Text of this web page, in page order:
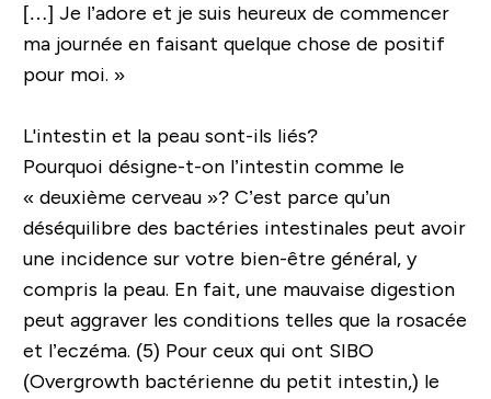
[…] Je l’adore et je suis heureux de commencer
ma journée en faisant quelque chose de positif
pour moi. »
L'intestin et la peau sont-ils liés?
Pourquoi désigne-t-on l’intestin comme le
« deuxième cerveau »? C’est parce qu’un
déséquilibre des bactéries intestinales peut avoir
une incidence sur votre bien-être général, y
compris la peau. En fait, une mauvaise digestion
peut aggraver les conditions telles que la rosacée
et l’eczéma. (5) Pour ceux qui ont SIBO
(Overgrowth bactérienne du petit intestin,) le